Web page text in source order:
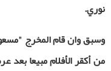
نوري.
وسبق وان قام المخرج
من أكقر الأفلام مبيعا